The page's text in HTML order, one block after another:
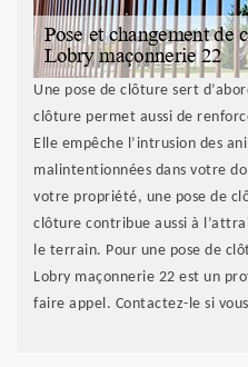
Une pose de clôture sert
clôture permet aussi de
Elle empêche l’intrusion des
malintentionnées dans votre
votre propriété, une pose de
clôture contribue aussi à
le terrain. Pour une pose de
Lobry maçonnerie 22 est un
faire appel. Contactez-le si